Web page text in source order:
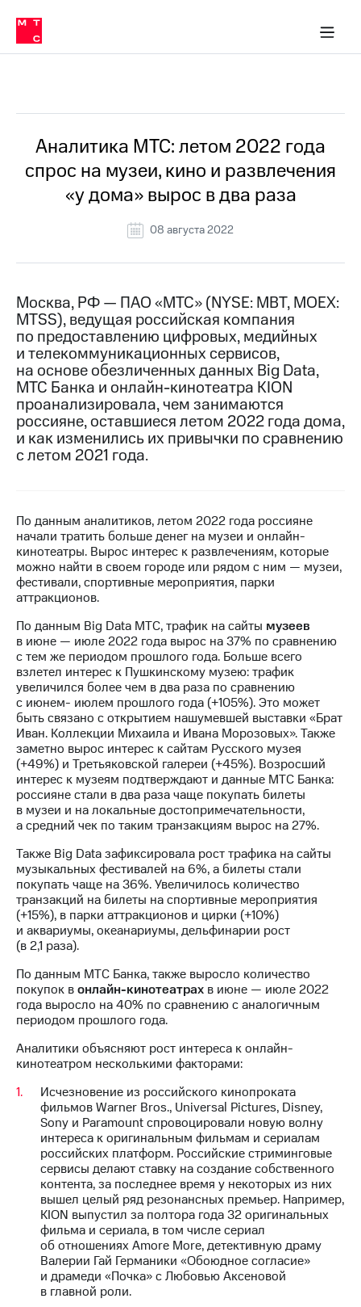
Медиа-центр
и акционерам
Устойчивое развитие
Комплаенс и деловая этика
компании
Карьера
История
компании
Руководство
информация
Контакты
Медиа-центр
Пресс-
релизы
МТС
о технологиях
Достижения
Интервью
Контакты
Новости
в
регионе
и акционерам
Корпоративное
управление
Корпоративный
секретарь
Раскрытие
информации
Информация
акционерам
Документы
ПАО
"МТС"
Собрания
акционеров
Личный
кабинет
акционера
Акционерный
капитал
Контроль
и
аудит
Рынок
акций
Программа
приобретения
выкупа
акций
Дивиденды
Рынок
облигаций
Описание
Еврооблигации-2023
Уведомление
о
погашении
именных
облигаций
Другое
в МТС
Пресс-
релизы
МТС
о технологиях
Аналитика МТС: летом 2022 года
спрос на музеи, кино и развлечения
«у дома» вырос в два раза
08 августа 2022
Москва, РФ — ПАО «МТС» (NYSE: MBT, MOEX:
MTSS), ведущая российская компания
по предоставлению цифровых, медийных
и телекоммуникационных сервисов,
на основе обезличенных данных Big Data,
МТС Банка и онлайн-кинотеатра KION
проанализировала, чем занимаются
россияне, оставшиеся летом 2022 года дома,
и как изменились их привычки по сравнению
с летом 2021 года.
По данным аналитиков, летом 2022 года россияне
начали тратить больше денег на музеи и онлайн-
кинотеатры. Вырос интерес к развлечениям, которые
можно найти в своем городе или рядом с ним — музеи,
фестивали, спортивные мероприятия, парки
аттракционов.
По данным Big Data МТС, трафик на сайты музеев
в июне — июле 2022 года вырос на 37% по сравнению
с тем же периодом прошлого года. Больше всего
взлетел интерес к Пушкинскому музею: трафик
увеличился более чем в два раза по сравнению
с июнем- июлем прошлого года (+105%). Это может
быть связано с открытием нашумевшей выставки «Брат
Иван. Коллекции Михаила и Ивана Морозовых». Также
заметно вырос интерес к сайтам Русского музея
(+49%) и Третьяковской галереи (+45%). Возросший
интерес к музеям подтверждают и данные МТС Банка:
россияне стали в два раза чаще покупать билеты
в музеи и на локальные достопримечательности,
а средний чек по таким транзакциям вырос на 27%.
Также Big Data зафиксировала рост трафика на сайты
музыкальных фестивалей на 6%, а билеты стали
покупать чаще на 36%. Увеличилось количество
транзакций на билеты на спортивные мероприятия
(+15%), в парки аттракционов и цирки (+10%)
и аквариумы, океанариумы, дельфинарии рост
(в 2,1 раза).
По данным МТС Банка, также выросло количество
покупок вонлайн-кинотеатрах в июне — июле 2022
года выросло на 40% по сравнению с аналогичным
периодом прошлого года.
Аналитики объясняют рост интереса к онлайн-
кинотеатром несколькими факторами:
Исчезновение из российского кинопроката
фильмов Warner Bros., Universal Pictures, Disney,
Sony и Paramount спровоцировали новую волну
интереса к оригинальным фильмам и сериалам
российских платформ. Российские стриминговые
сервисы делают ставку на создание собственного
контента, за последнее время у некоторых из них
вышел целый ряд резонансных премьер. Например,
KION выпустил за полтора года 32 оригинальных
фильма и сериала, в том числе сериал
об отношениях Amore More, детективную драму
Валерии Гай Германики «Обоюдное согласие»
и драмеди «Почка» с Любовью Аксеновой
в главной роли.